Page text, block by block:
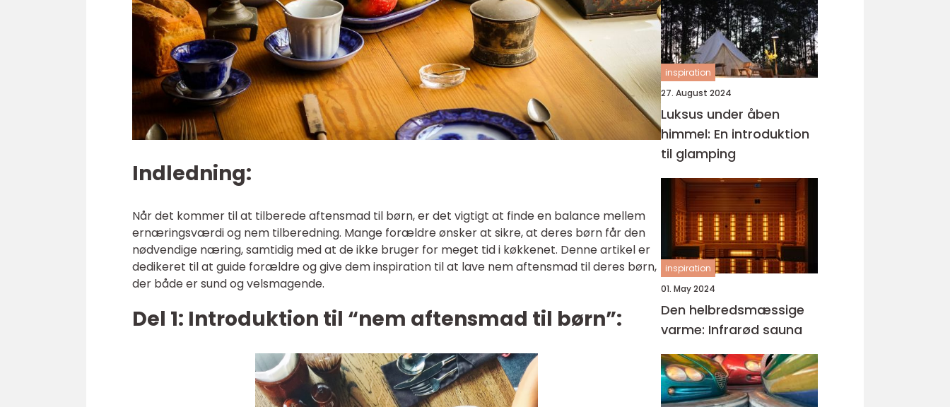
Indledning:
Når det kommer til at tilberede aftensmad til børn, er det vigtigt at finde en balance mellem
ernæringsværdi og nem tilberedning. Mange forældre ønsker at sikre, at deres børn får den
nødvendige næring, samtidig med at de ikke bruger for meget tid i køkkenet. Denne artikel er
dedikeret til at guide forældre og give dem inspiration til at lave nem aftensmad til deres børn,
der både er sund og velsmagende.
Del 1: Introduktion til “nem aftensmad til børn”:
inspiration
27. August 2024
Luksus under åben
himmel: En introduktion
til glamping
inspiration
01. May 2024
Den helbredsmæssige
varme: Infrarød sauna